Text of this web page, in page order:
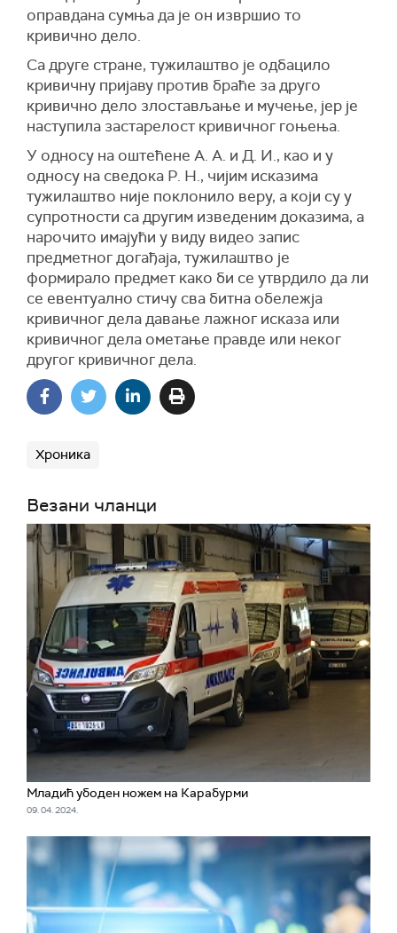
оправдана сумња да је он извршио то
кривично дело.
Са друге стране, тужилаштво је одбацило
кривичну пријаву против браће за друго
кривично дело злостављање и мучење, јер је
наступила застарелост кривичног гоњења.
У односу на оштећене А. А. и Д. И., као и у
односу на сведока Р. Н., чијим исказима
тужилаштво није поклонило веру, а који су у
супротности са другим изведеним доказима, а
нарочито имајући у виду видео запис
предметног догађаја, тужилаштво је
формирало предмет како би се утврдило да ли
се евентуално стичу сва битна обележја
кривичног дела давање лажног исказа или
кривичног дела ометање правде или неког
другог кривичног дела.
Хроника
Везани чланци
Младић убоден ножем на Карабурми
09. 04. 2024.